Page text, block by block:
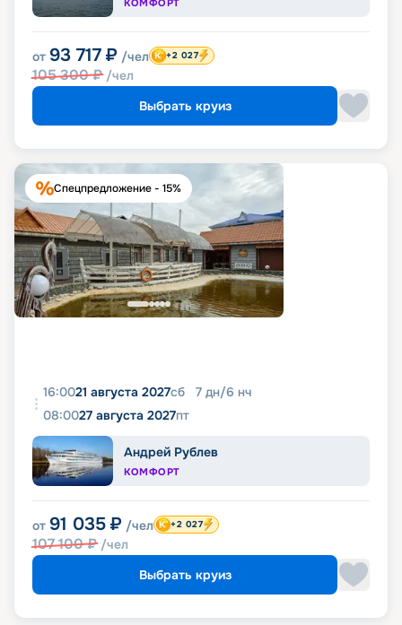
КОМФОРТ
от 93 717 ₽ /чел
105 300₽ /чел
+2 027
Выбрать круиз
Спецпредложение - 15%
16:0021 августа 2027сб 7 дн/6 нч
08:0027 августа 2027пт
Андрей Рублев
КОМФОРТ
от 91 035 ₽ /чел
107 100₽ /чел
+2 027
Выбрать круиз